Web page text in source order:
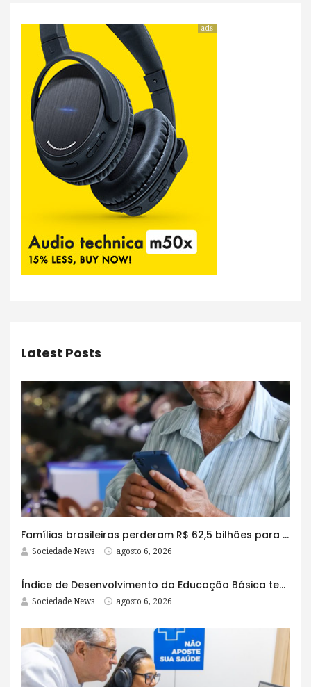
ads
Latest Posts
Famílias brasileiras perderam R$ 62,5 bilhões para bets em 2025
Sociedade News agosto 6, 2026
Índice de Desenvolvimento da Educação Básica tem elevação em todas as etapas
Sociedade News agosto 6, 2026